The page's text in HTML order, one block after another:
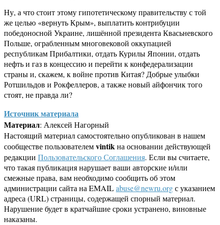
Ну, а что стоит этому гипотетическому правительству с той
же целью «вернуть Крым», выплатить контрибуции
победоносной Украине, лишённой президента Квасьневского
Польше, ограбленным многовековой оккупацией
республикам Прибалтики, отдать Курилы Японии, отдать
нефть и газ в концессию и перейти к конфедерализации
страны и, скажем, к войне против Китая? Добрые улыбки
Ротшильдов и Рокфеллеров, а также новый айфончик того
стоят, не правда ли?
Источник материала
Материал: Алексей Нагорный
Настоящий материал самостоятельно опубликован в нашем
сообществе пользователемvintikна основании действующей
редакции Пользовательского Соглашения. Если вы считаете,
что такая публикация нарушает ваши авторские и/или
смежные права, вам необходимо сообщить об этом
администрации сайта на EMAILabuse@newru.orgс указанием
адреса (URL) страницы, содержащей спорный материал.
Нарушение будет в кратчайшие сроки устранено, виновные
наказаны.